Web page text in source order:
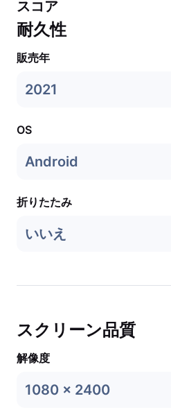
スコア
耐久性
販売年
2021
OS
Android
折りたたみ
いいえ
スクリーン品質
解像度
1080 x 2400